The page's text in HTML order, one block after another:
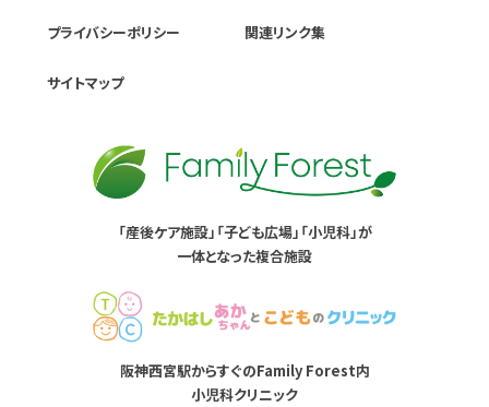
プライバシーポリシー 関連リンク集
サイトマップ
「産後ケア施設」「子ども広場」「小児科」が
一体となった複合施設
阪神西宮駅からすぐのFamily Forest内
小児科クリニック